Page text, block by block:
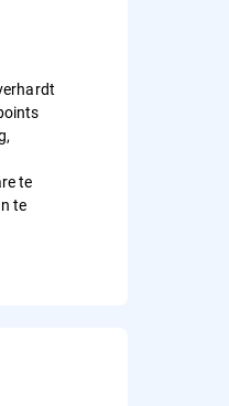
te
te